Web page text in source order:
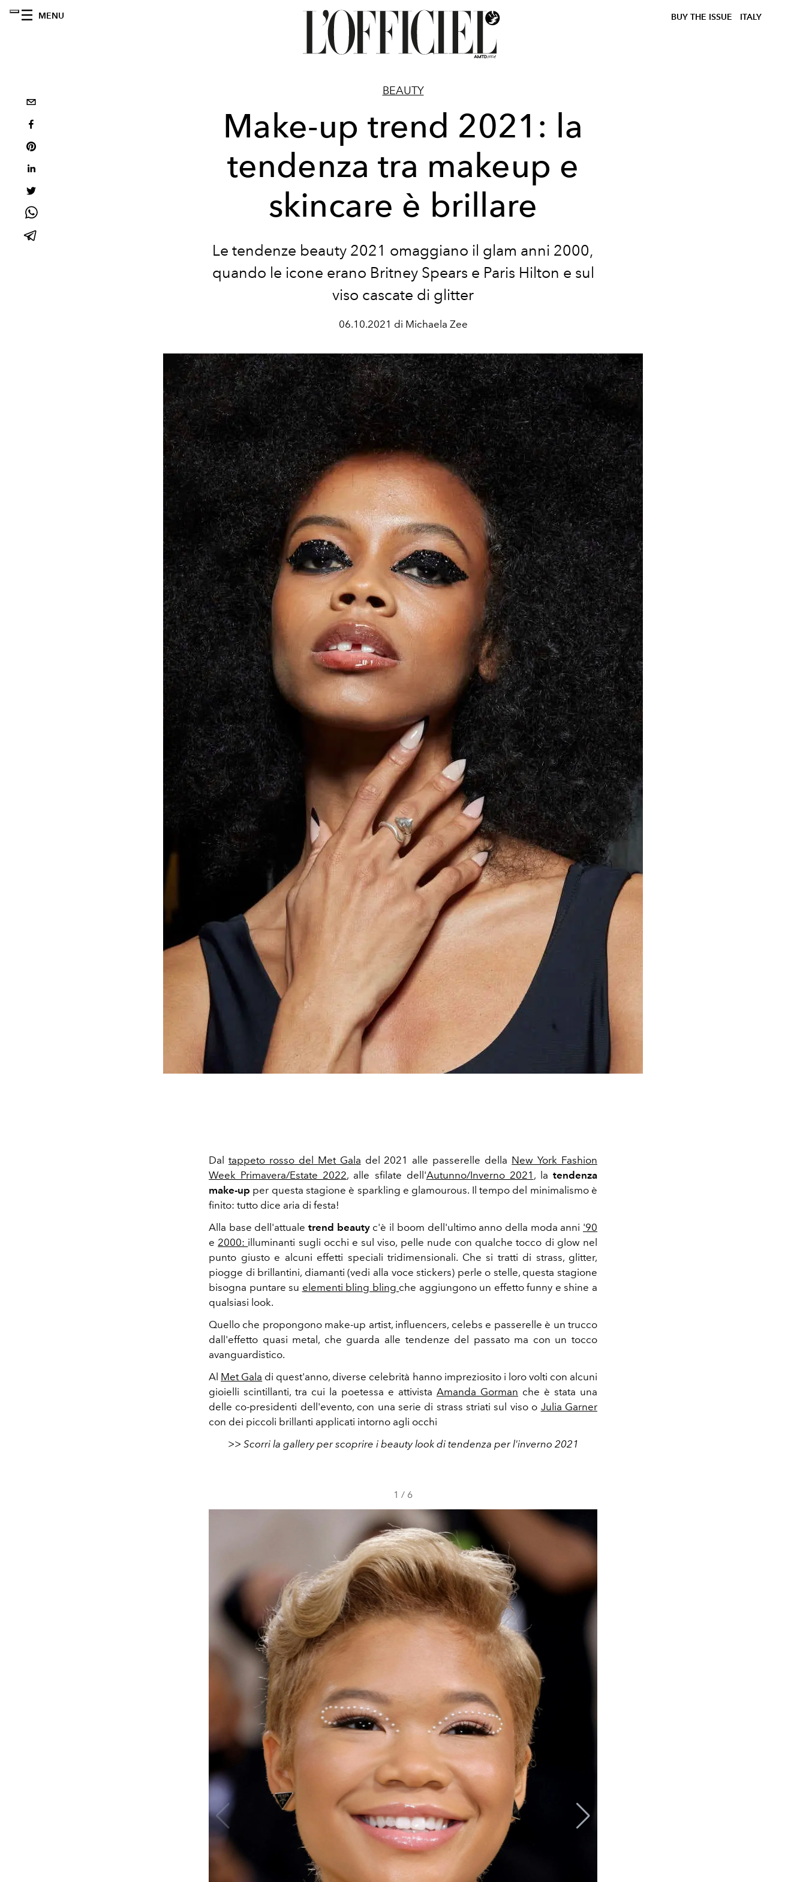
MENU BUY THE ISSUE ITALY
BEAUTY
Make-up trend 2021: la
tendenza tra makeup e
skincare è brillare
Le tendenze beauty 2021 omaggiano il glam anni 2000,
quando le icone erano Britney Spears e Paris Hilton e sul
viso cascate di glitter
06.10.2021 di Michaela Zee
Dal tappeto rosso del Met Gala del 2021 alle passerelle della New York Fashion
Week Primavera/Estate 2022, alle sfilate dell'Autunno/Inverno 2021 , la tendenza
make-up per questa stagione è sparkling e glamourous. I l tempo del minimalismo è
finito: tutto dice aria di festa!
Alla base dell'attualetrend beautyc'è il boom dell'ultimo anno della moda anni '90
e2000: illuminanti sugli occhi e sul viso, pelle nude con qualche tocco di glow nel
punto giusto e alcuni effetti speciali tridimensionali. Che si tratti di strass, glitter,
piogge di brillantini, diamanti (vedi alla voce stickers) perle o stelle, questa stagione
bisogna puntare su elementi bling bling che aggiungono un effetto funny e shine a
qualsiasi look.
Quello che propongono make-up artist, influencers, celebs e passerelle è un trucco
dall'effetto quasi metal, che guarda alle tendenze del passato ma con un tocco
avanguardistico.
Al Met Gala di quest'anno, diverse celebrità hanno impreziosito i loro volti con alcuni
gioielli scintillanti, tra cui la poetessa e attivista Amanda Gorman che è stata una
delle co-presidenti dell'evento, con una serie di strass striati sul viso o Julia Garner
con dei piccoli brillanti applicati intorno agli occhi
>> Scorri la gallery per scoprire i beauty look di tendenza per l'inverno 2021
1 / 6